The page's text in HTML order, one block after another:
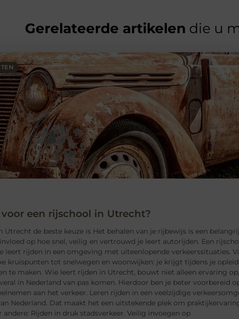
Gerelateerde artikelen die u
een rijschool in Utrecht?
Utrecht de beste keuze is Het behalen van je rijbewijs is een
op hoe snel, veilig en vertrouwd je leert autorijden. Een
leert rijden in een omgeving met uiteenlopende verkeerssituaties.
kruispunten tot snelwegen en woonwijken: je krijgt tijdens je
te maken. Wie leert rijden in Utrecht, bouwt niet alleen ervaring
in Nederland van pas komen. Hierdoor ben je beter voorbereid
aan het verkeer. Leren rijden in een veelzijdige
Nederland. Dat maakt het een uitstekende plek om
andere: Rijden in druk stadsverkeer. Veilig invoegen op